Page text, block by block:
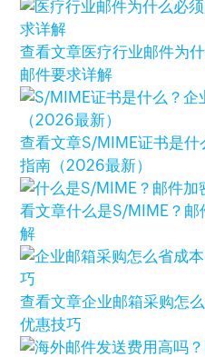
查看文章医疗行业邮件为
邮件要求详解
查看文章S/MIME证书是什
指南（2026最新）
看文章什么是S/MIME？邮
解
查看文章企业邮箱采购怎
优惠技巧